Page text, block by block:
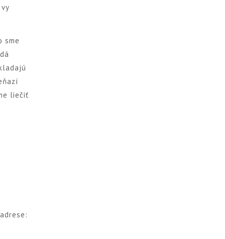
sme
liečiť